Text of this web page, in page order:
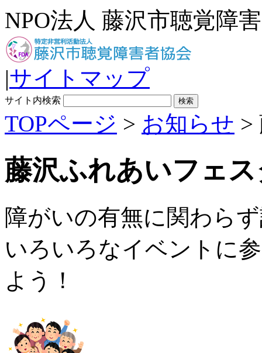
NPO法人 藤沢市聴覚障
|サイトマップ
サイト内検索
TOPページ > お知らせ >
藤沢ふれあいフェス
障がいの有無に関わら
いろいろなイベントに
よう！